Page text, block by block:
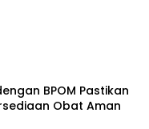
BPOM Pastikan
Obat Aman